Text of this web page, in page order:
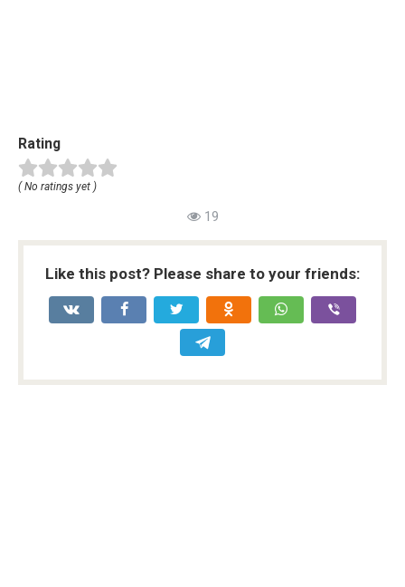
Rating
( No ratings yet )
19
Like this post? Please share to your friends: